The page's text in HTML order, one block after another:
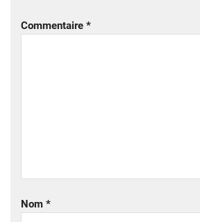
Commentaire *
Nom *